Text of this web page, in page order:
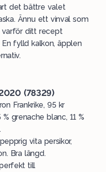
det bättre valet
Ännu ett vinval som
varför ditt recept
fylld kalkon, äpplen
(78329)
Frankrike, 95 kr
grenache blanc, 11 %
vita persikor,
Bra längd.
till